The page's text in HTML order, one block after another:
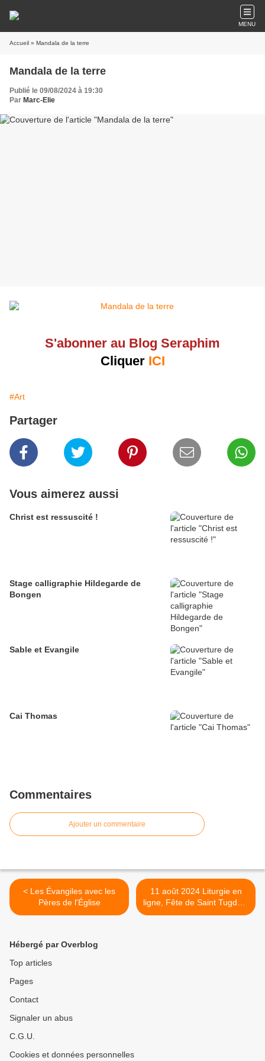
MENU
Accueil » Mandala de la terre
Mandala de la terre
Publié le 09/08/2024 à 19:30
Par Marc-Elie
S'abonner au Blog Seraphim
Cliquer ICI
#Art
Partager
Vous aimerez aussi
Christ est ressuscité !
Stage calligraphie Hildegarde de
Bongen
Sable et Evangile
Cai Thomas
Commentaires
Ajouter un commentaire
< Les Évangiles avec les
Pères de l'Église
11 août 2024 Liturgie en
ligne, Fête de Saint Tugdual
de Saint-Dolay et ordination
Hébergé par Overblog
Top articles
Pages
Contact
Signaler un abus
C.G.U.
Cookies et données personnelles